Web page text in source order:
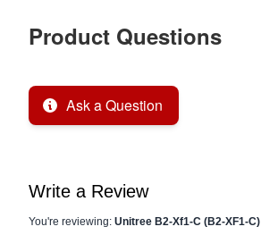
Product Questions
Ask a Question
Write a Review
You're reviewing: Unitree B2-Xf1-C (B2-XF1-C)